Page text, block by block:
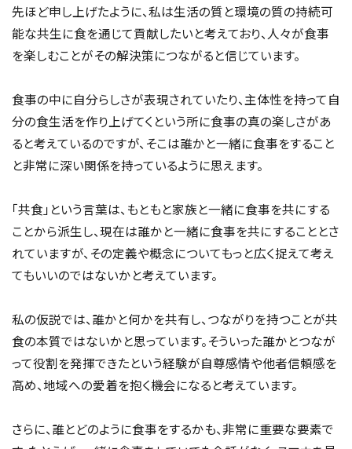
先ほど申し上げたように、私は生活の質と環境の質の持続可
能な共生に食を通じて貢献したいと考えており、人々が食事
を楽しむことがその解決策につながると信じています。
食事の中に自分らしさが表現されていたり、主体性を持って自
分の食生活を作り上げてくという所に食事の真の楽しさがあ
ると考えているのですが、そこは誰かと一緒に食事をすること
と非常に深い関係を持っているように思えます。
「共食」という言葉は、もともと家族と一緒に食事を共にする
ことから派生し、現在は誰かと一緒に食事を共にすることとさ
れていますが、その定義や概念についてもっと広く捉えて考え
てもいいのではないかと考えています。
私の仮説では、誰かと何かを共有し、つながりを持つことが共
食の本質ではないかと思っています。そういった誰かとつなが
って役割を発揮できたという経験が自尊感情や他者信頼感を
高め、地域への愛着を抱く機会になると考えています。
さらに、誰とどのように食事をするかも、非常に重要な要素で